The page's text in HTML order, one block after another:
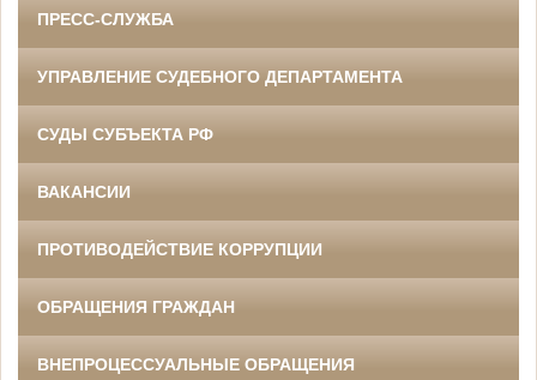
ПРЕСС-СЛУЖБА
УПРАВЛЕНИЕ СУДЕБНОГО ДЕПАРТАМЕНТА
СУДЫ СУБЪЕКТА РФ
ВАКАНСИИ
ПРОТИВОДЕЙСТВИЕ КОРРУПЦИИ
ОБРАЩЕНИЯ ГРАЖДАН
ВНЕПРОЦЕССУАЛЬНЫЕ ОБРАЩЕНИЯ